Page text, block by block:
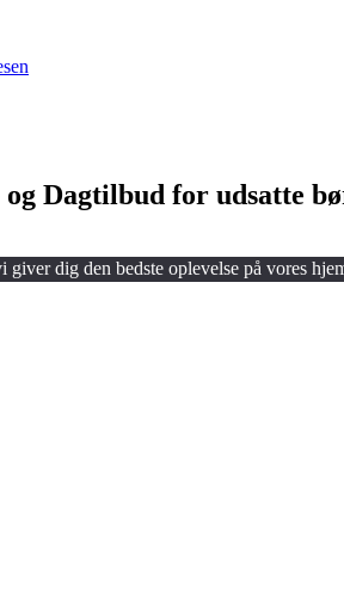
Dagtilbud for udsatte
dig den bedste oplevelse på vores